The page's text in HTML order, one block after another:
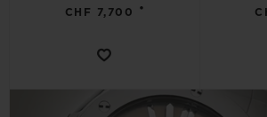
CHF 7,700 •